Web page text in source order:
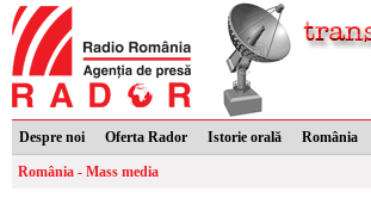
Despre noi Oferta Rador Istorie orală România
România - Mass media